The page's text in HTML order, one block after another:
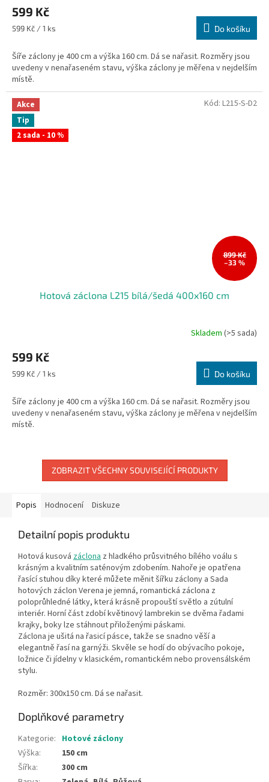
599 Kč
Měrná
599 Kč / 1 ks Do košíku
Šíře záclony je 400 cm a výška 160 cm. Dá se nařasit. Rozměry jsou
uvedeny v nenařaseném stavu, výška záclony je měřena v nejdelším
místě.
Akce
Tip
2 sada - 10 %
899 Kč
–33 %
Hotová záclona L215 bílá/šedá 400x160 cm
produktu
je
5,0
5
hvězdiček.
Skladem(>5 sada)
599 Kč
Měrná
599 Kč / 1 ks Do košíku
Šíře záclony je 400 cm a výška 160 cm. Dá se nařasit. Rozměry jsou
uvedeny v nenařaseném stavu, výška záclony je měřena v nejdelším
místě.
Kód: L215-S-D2
ZOBRAZIT VŠECHNY SOUVISEJÍCÍ PRODUKTY
Popis Hodnocení Diskuze
Detailní popis produktu
Hotová kusová záclona z hladkého průsvitného bílého voálu s
krásným a kvalitním saténovým zdobením. Nahoře je opatřena
řasící stuhou díky které můžete měnit šířku záclony a Sada
hotových záclon Verena je jemná, romantická záclona z
poloprůhledné látky, která krásně propouští světlo a zútulní
interiér. Horní část zdobí květinový lambrekin se dvěma řadami
krajky, boky lze stáhnout přiloženými páskami.
Záclona je ušitá na řasicí pásce, takže se snadno věší a
elegantně řasí na garnýži. Skvěle se hodí do obývacího pokoje,
ložnice či jídelny v klasickém, romantickém nebo provensálském
stylu.
Rozměr: 300x150 cm. Dá se nařasit.
Doplňkové parametry
Kategorie: Hotové záclony
Výška:
150 cm
Šířka:
300 cm